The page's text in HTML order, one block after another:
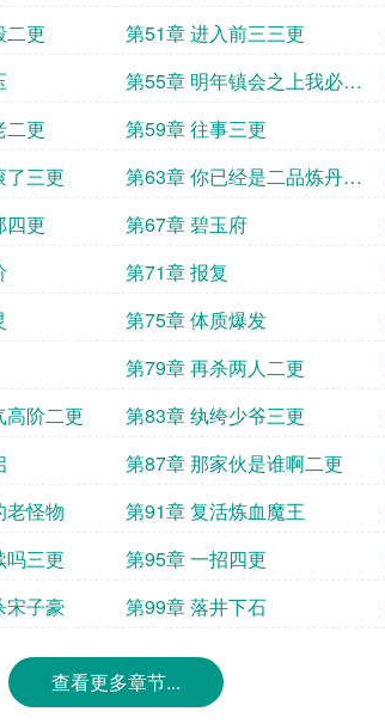
二更 第51章 进入前三三更
第55章 明年镇会之上我必入
真气境
二更 第59章 往事三更
了三更
第63章 你已经是二品炼丹师
了
四更 第67章 碧玉府
第71章 报复
第75章 体质爆发
第79章 再杀两人二更
高阶二更 第83章 纨绔少爷三更
第87章 那家伙是谁啊二更
老怪物 第91章 复活炼血魔王
吗三更 第95章 一招四更
宋子豪 第99章 落井下石
查看更多章节...